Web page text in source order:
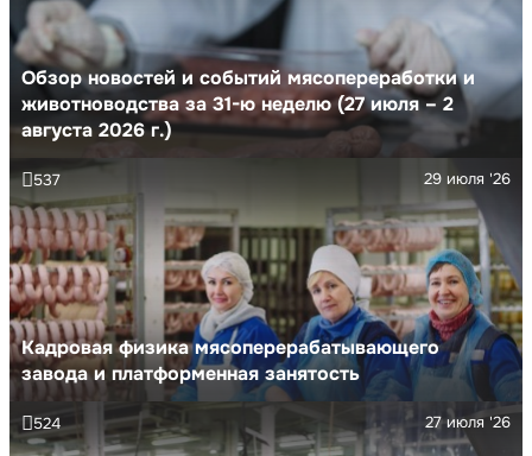
Обзор новостей и событий мясопереработки и
животноводства за 31-ю неделю (27 июля – 2
августа 2026 г.)
Кадровая физика мясоперерабатывающего
завода и платформенная занятость
29 июля '26
537
27 июля '26
524